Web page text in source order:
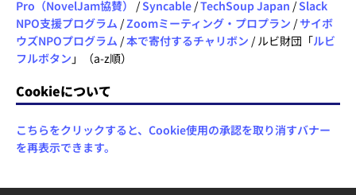
Pro（NovelJam協賛）
/Syncable /TechSoup Japan /Slack
NPO支援プログラム /Zoomミーティング・プロプラン /サイボ
ウズNPOプログラム /本で寄付するチャリボン / ルビ財団「ルビ
フルボタン 」（a-z順）
Cookieについて
こちらをクリックすると、Cookie使用の承認を取り消すバナー
を再表示できます。